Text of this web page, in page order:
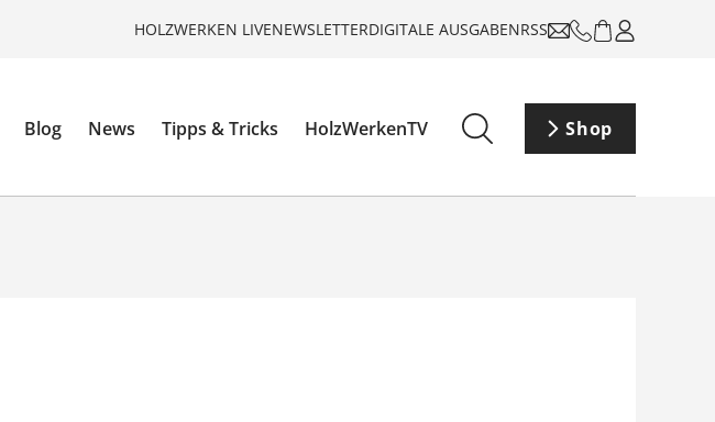
HOLZWERKEN LIVENEWSLETTERDIGITALE AUSGABENRSS
Blog News Tipps & Tricks HolzWerkenTV Shop